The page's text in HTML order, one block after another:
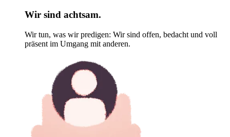
Wir sind achtsam.
Wir tun, was wir predigen: Wir sind offen, bedacht und voll
präsent im Umgang mit anderen.